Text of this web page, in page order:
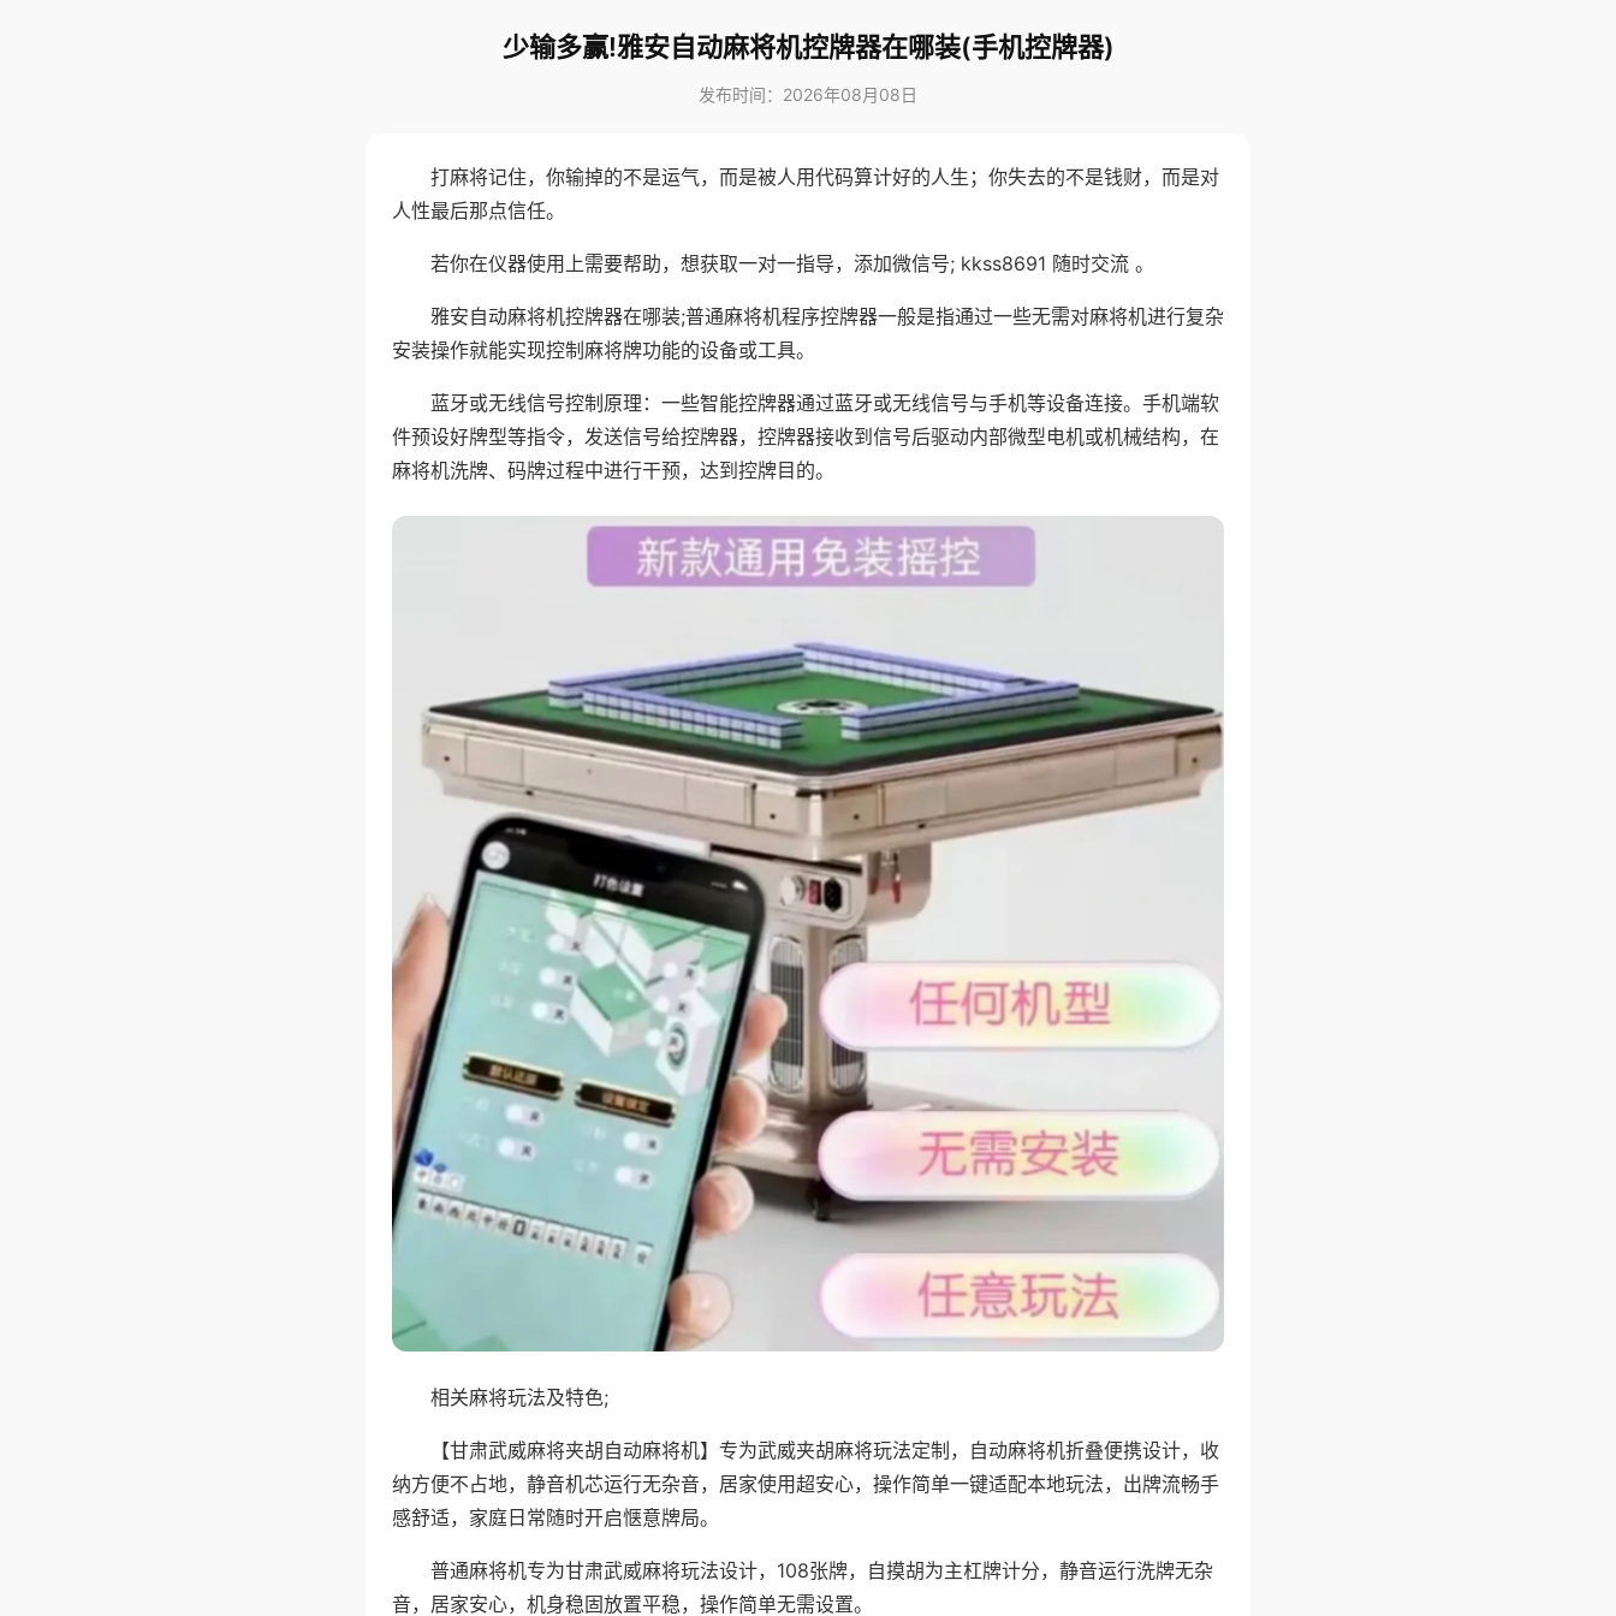
少输多赢!雅安自动麻将机控牌器在哪装(手机控牌器)
发布时间：2026年08月08日
打麻将记住，你输掉的不是运气，而是被人用代码算计好的人生；你失去的不是钱财，而是对
人性最后那点信任。
若你在仪器使用上需要帮助，想获取一对一指导，添加微信号; kkss8691 随时交流 。
雅安自动麻将机控牌器在哪装;普通麻将机程序控牌器一般是指通过一些无需对麻将机进行复杂
安装操作就能实现控制麻将牌功能的设备或工具。
蓝牙或无线信号控制原理：一些智能控牌器通过蓝牙或无线信号与手机等设备连接。手机端软
件预设好牌型等指令，发送信号给控牌器，控牌器接收到信号后驱动内部微型电机或机械结构，在
麻将机洗牌、码牌过程中进行干预，达到控牌目的。
相关麻将玩法及特色;
【甘肃武威麻将夹胡自动麻将机】专为武威夹胡麻将玩法定制，自动麻将机折叠便携设计，收
纳方便不占地，静音机芯运行无杂音，居家使用超安心，操作简单一键适配本地玩法，出牌流畅手
感舒适，家庭日常随时开启惬意牌局。
普通麻将机专为甘肃武威麻将玩法设计，108张牌，自摸胡为主杠牌计分，静音运行洗牌无杂
音，居家安心，机身稳固放置平稳，操作简单无需设置。